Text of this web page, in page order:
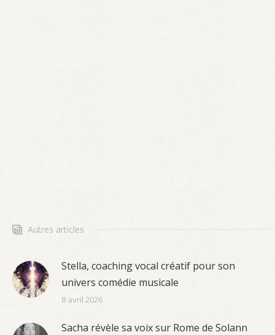
Autres articles
Stella, coaching vocal créatif pour son
univers comédie musicale
8 avril 2026
Sacha révèle sa voix sur Rome de Solann